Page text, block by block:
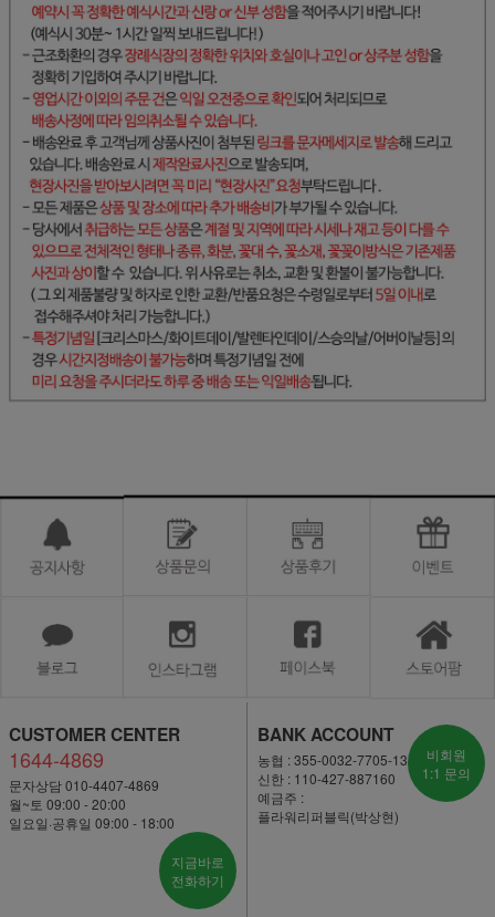
CUSTOMER CENTER
1644-4869
문자상담 010-4407-4869
월~토 09:00 - 20:00
일요일·공휴일 09:00 - 18:00
지금바로
전화하기
BANK ACCOUNT
농협 : 355-0032-7705-13
신한 : 110-427-887160
예금주 :
플라워리퍼블릭(박상현)
비회원
1:1 문의